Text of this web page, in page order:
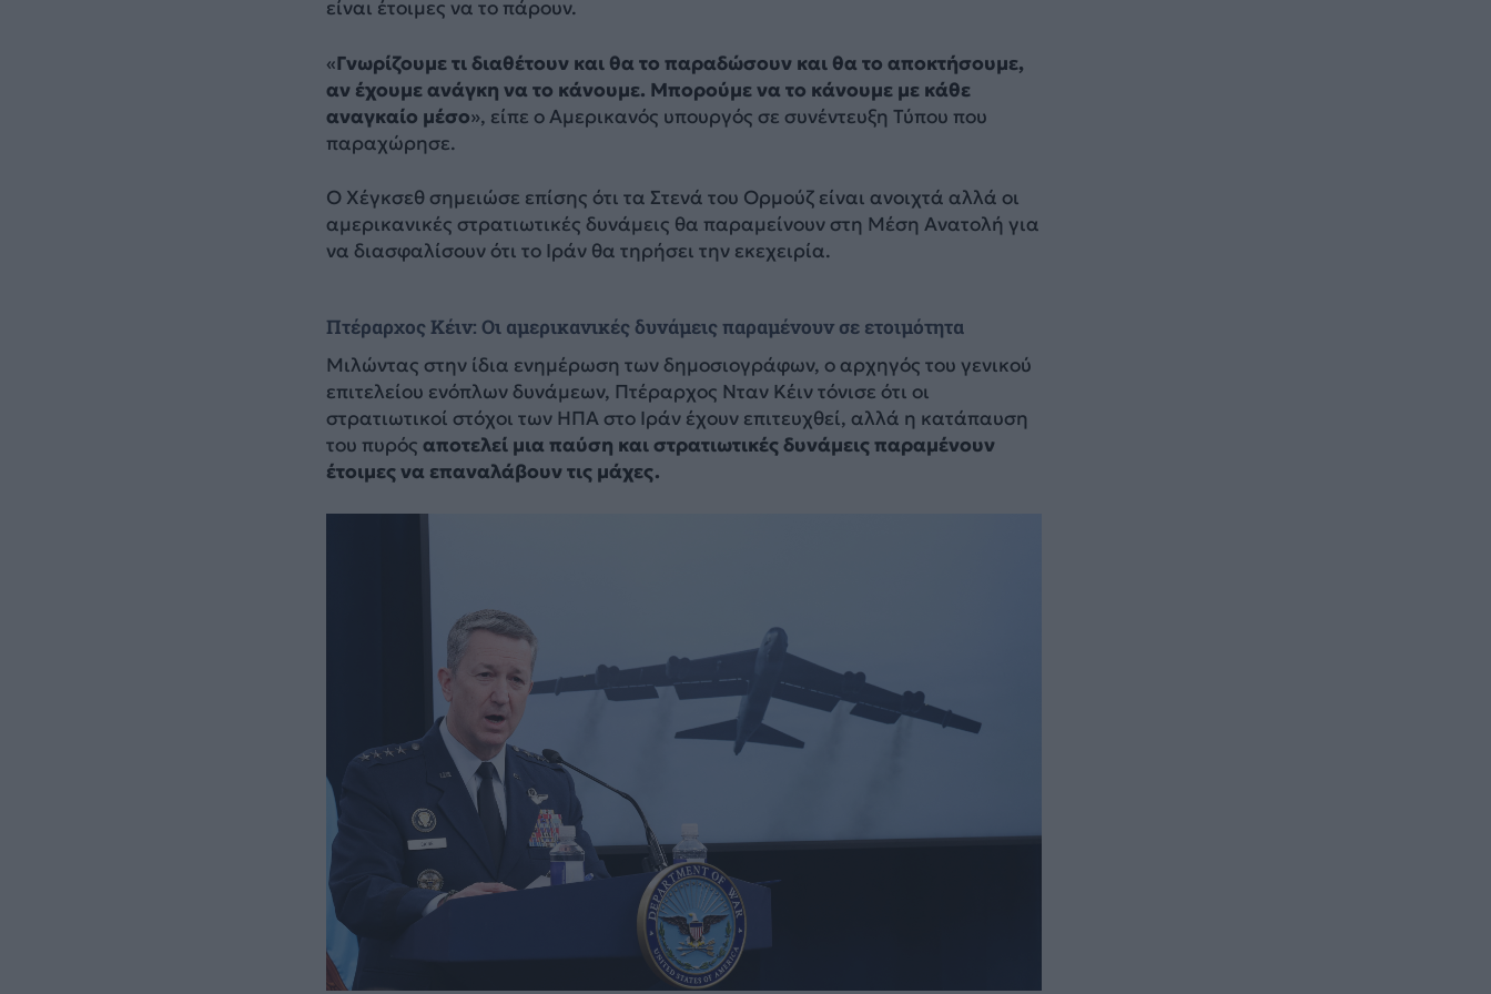
είναι έτοιμες να το πάρουν.
«Γνωρίζουμε τι διαθέτουν και θα το παραδώσουν και θα το αποκτήσουμε,
αν έχουμε ανάγκη να το κάνουμε. Μπορούμε να το κάνουμε με κάθε
αναγκαίο μέσο», είπε ο Αμερικανός υπουργός σε συνέντευξη Τύπου που
παραχώρησε.
Ο Χέγκσεθ σημειώσε επίσης ότι τα Στενά του Ορμούζ είναι ανοιχτά αλλά οι
αμερικανικές στρατιωτικές δυνάμεις θα παραμείνουν στη Μέση Ανατολή για
να διασφαλίσουν ότι το Ιράν θα τηρήσει την εκεχειρία.
Πτέραρχος Κέιν: Oι αμερικανικές δυνάμεις παραμένουν σε ετοιμότητα
Μιλώντας στην ίδια ενημέρωση των δημοσιογράφων, ο αρχηγός του γενικού
επιτελείου ενόπλων δυνάμεων, Πτέραρχος Νταν Κέιν τόνισε ότι οι
στρατιωτικοί στόχοι των ΗΠΑ στο Ιράν έχουν επιτευχθεί, αλλά η κατάπαυση
του πυρός αποτελεί μια παύση και στρατιωτικές δυνάμεις παραμένουν
έτοιμες να επαναλάβουν τις μάχες.